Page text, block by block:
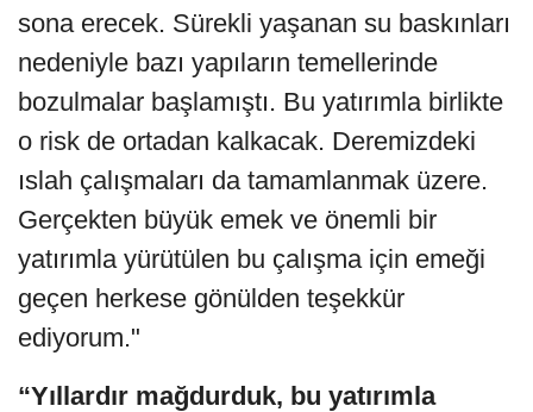
sona erecek. Sürekli yaşanan su baskınları
nedeniyle bazı yapıların temellerinde
bozulmalar başlamıştı. Bu yatırımla birlikte
o risk de ortadan kalkacak. Deremizdeki
ıslah çalışmaları da tamamlanmak üzere.
Gerçekten büyük emek ve önemli bir
yatırımla yürütülen bu çalışma için emeği
geçen herkese gönülden teşekkür
ediyorum."
“Yıllardır mağdurduk, bu yatırımla